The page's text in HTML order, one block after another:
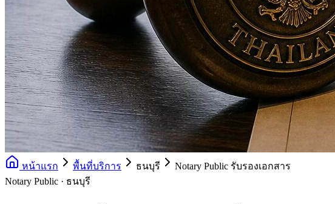
หน้าแรก พื้นที่บริการ ธนบุรี
Notary Public รับรองเอกสาร
Notary Public · ธนบุรี